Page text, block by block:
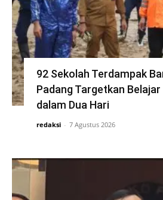
92 Sekolah Terdampak
Padang Targetkan
dalam Dua Hari
redaksi - 7 Agustus 2026